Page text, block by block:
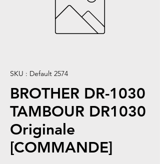
SKU : Default 2574
BROTHER DR-1030
TAMBOUR DR1030
Originale
[COMMANDE]